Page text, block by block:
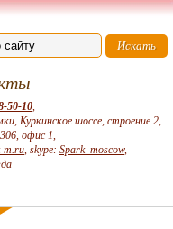
50-10,
Куркинское шоссе, строение 2,
офис 1,
m.ru, skype: Spark_moscow,